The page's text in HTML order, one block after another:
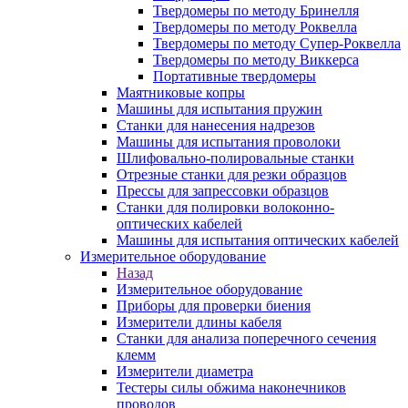
Твердомеры по методу Бринелля
Твердомеры по методу Роквелла
Твердомеры по методу Супер-Роквелла
Твердомеры по методу Виккерса
Портативные твердомеры
Маятниковые копры
Машины для испытания пружин
Станки для нанесения надрезов
Машины для испытания проволоки
Шлифовально-полировальные станки
Отрезные станки для резки образцов
Прессы для запрессовки образцов
Станки для полировки волоконно-
оптических кабелей
Машины для испытания оптических кабелей
Измерительное оборудование
Назад
Измерительное оборудование
Приборы для проверки биения
Измерители длины кабеля
Станки для анализа поперечного сечения
клемм
Измерители диаметра
Тестеры силы обжима наконечников
проводов